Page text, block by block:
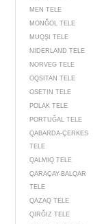
MEN TELE
MONĞOL TELE
MUQŞI TELE
NIDERLAND TELE
NORVEG TELE
OQSITAN TELE
OSETIN TELE
POLAK TELE
PORTUĞAL TELE
QABARDA-ÇERKES
TELE
QALMIQ TELE
QARAÇAY-BALQAR
TELE
QAZAQ TELE
QIRĞIZ TELE